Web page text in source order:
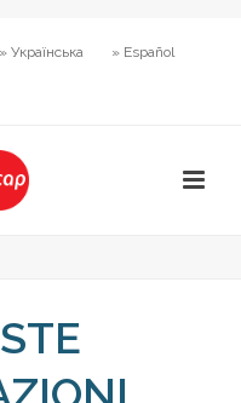
» Українська » Español